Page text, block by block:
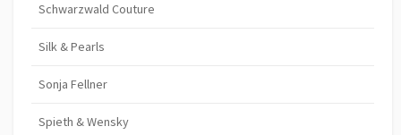
Schwarzwald Couture
Silk & Pearls
Sonja Fellner
Spieth & Wensky